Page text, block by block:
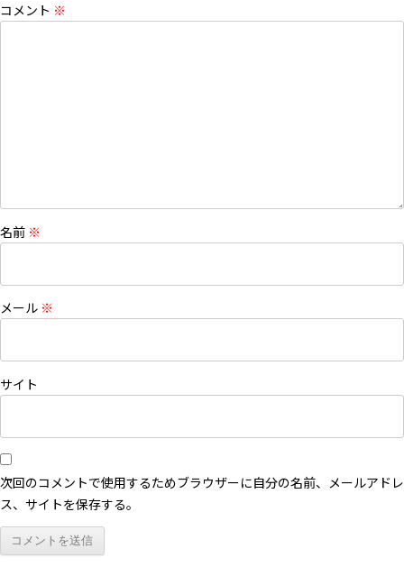
コメント ※
名前 ※
メール ※
サイト
次回のコメントで使用するためブラウザーに自分の名前、メールアドレ
ス、サイトを保存する。